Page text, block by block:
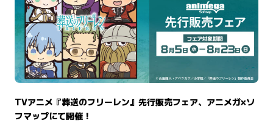
TVアニメ『葬送のフリーレン』先行販売フェア、アニメガ×ソ
フマップにて開催！